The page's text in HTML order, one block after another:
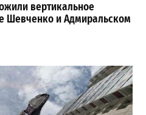
вертикальное
Шевченко и Адмиральском